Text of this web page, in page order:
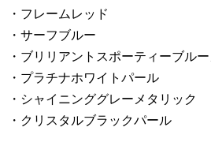
・フレームレッド
・サーフブルー
・ブリリアントスポーティーブル
・プラチナホワイトパール
・シャイニンググレーメタリック
・クリスタルブラックパール